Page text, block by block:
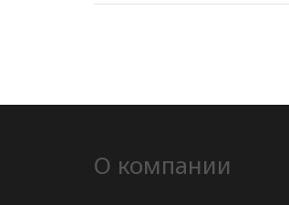
О компании